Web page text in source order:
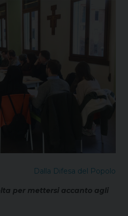
Dalla Difesa del Popolo
per mettersi accanto agli